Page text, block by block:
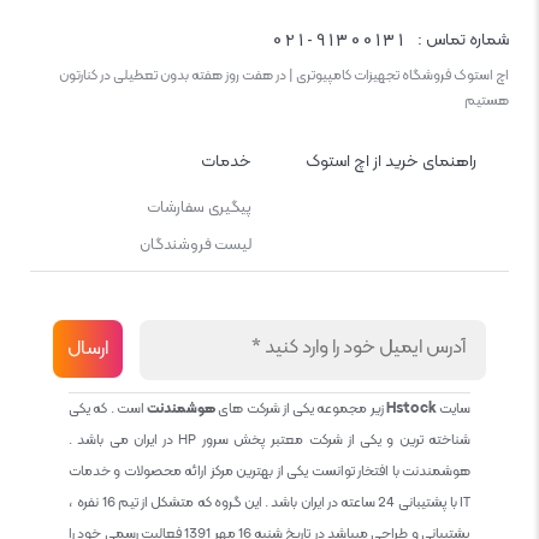
شماره تماس : 021-91300131
اچ استوک فروشگاه تجهیزات کامپیوتری | در هفت روز هفته بدون تعطیلی در کنارتون
هستیم
راهنمای خرید از اچ استوک خدمات
پیگیری سفارشات
لیست فروشندگان
سایتHstockزیر مجموعه یکی از شرکت هایهوشمندنتاست . که یکی
شناخته ترین و یکی از شرکت معتبر پخش سرور HP در ایران می باشد .
هوشمندنت با افتخار توانست یکی از بهترین مرکز ارائه محصولات و خدمات
IT با پشتیبانی 24 ساعته در ایران باشد . این گروه که متشکل از تیم 16 نفره ،
پشتیبانی و طراحی میباشد در تاریخ شنبه 16 مهر 1391 فعالیت رسمی خود را